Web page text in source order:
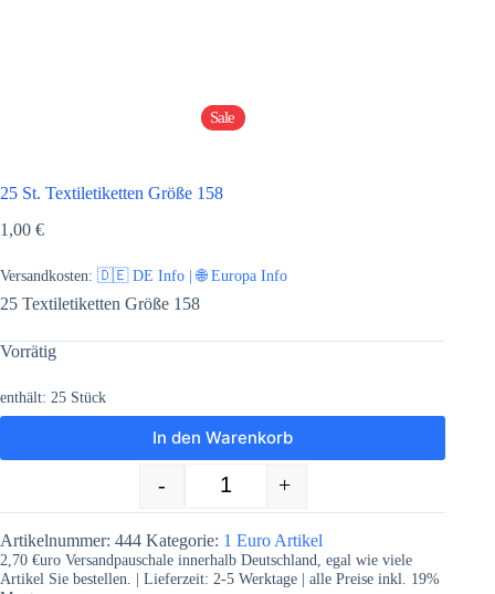
Sale
25 St. Textiletiketten Größe 158
1,00 €
Versandkosten: 🇩🇪 DE Info | 🌐 Europa Info
25 Textiletiketten Größe 158
Vorrätig
enthält: 25 Stück
25 St. Textiletiketten Größe 158 Menge
- +
In den Warenkorb
Artikelnummer: 444 Kategorie: 1 Euro Artikel
2,70 €uro Versandpauschale innerhalb Deutschland, egal wie viele
Artikel Sie bestellen. | Lieferzeit: 2-5 Werktage | alle Preise inkl. 19%